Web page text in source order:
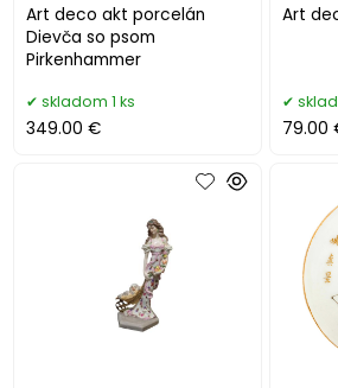
Art deco akt porcelán
Dievča so psom
Pirkenhammer
skladom 1 ks
349.00 €
Art
79.00